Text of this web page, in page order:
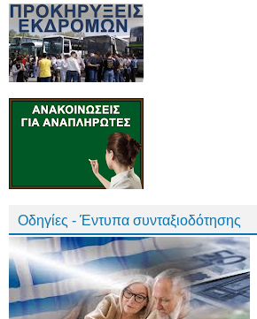
Οδηγίες - Έντυπα συνταξιοδότησης